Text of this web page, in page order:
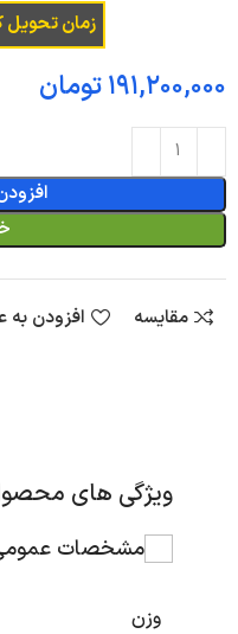
زمان تحویل کالا 1 الی 7 روز
تومان
مقایسه افزودن به
ویژگی های
مشخصات
وزن